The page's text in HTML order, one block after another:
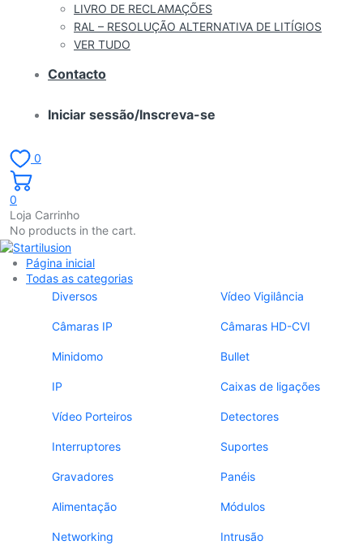
LIVRO DE RECLAMAÇÕES
RAL – RESOLUÇÃO ALTERNATIVA DE LITÍGIOS
VER TUDO
Contacto
Iniciar sessão/Inscreva-se
0
0
Loja Carrinho
No products in the cart.
Página inicial
Todas as categorias
Diversos
Vídeo Vigilância
Câmaras IP Câmaras HD-CVI
Minidomo Bullet
IP Caixas de ligações
Vídeo Porteiros Detectores
Interruptores Suportes
Gravadores Panéis
Alimentação Módulos
Networking Intrusão